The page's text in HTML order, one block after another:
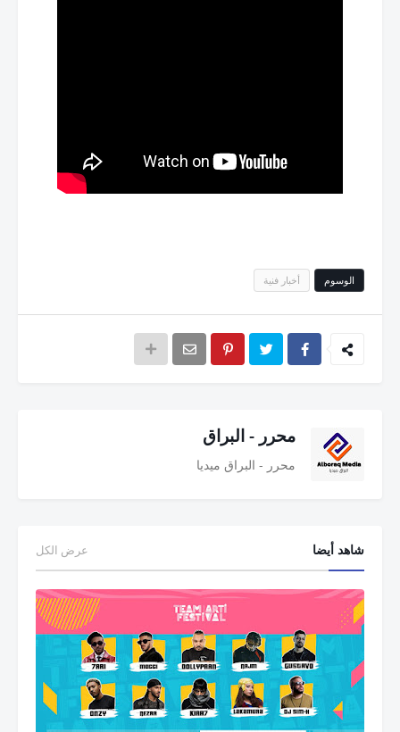
الوسوم أخبار فنية
محرر - البراق
محرر - البراق ميديا
شاهد أيضا عرض الكل